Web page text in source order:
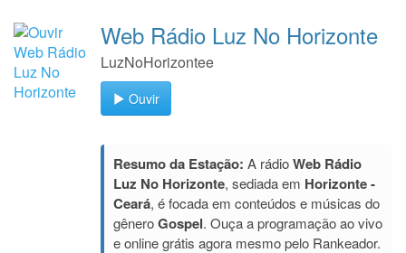
Web Rádio Luz No Horizonte
LuzNoHorizontee
Ouvir
Resumo da Estação: A rádioWeb Rádio
Luz No Horizonte, sediada em Horizonte -
Ceará, é focada em conteúdos e músicas do
gêneroGospel. Ouça a programação ao vivo
e online grátis agora mesmo pelo Rankeador.